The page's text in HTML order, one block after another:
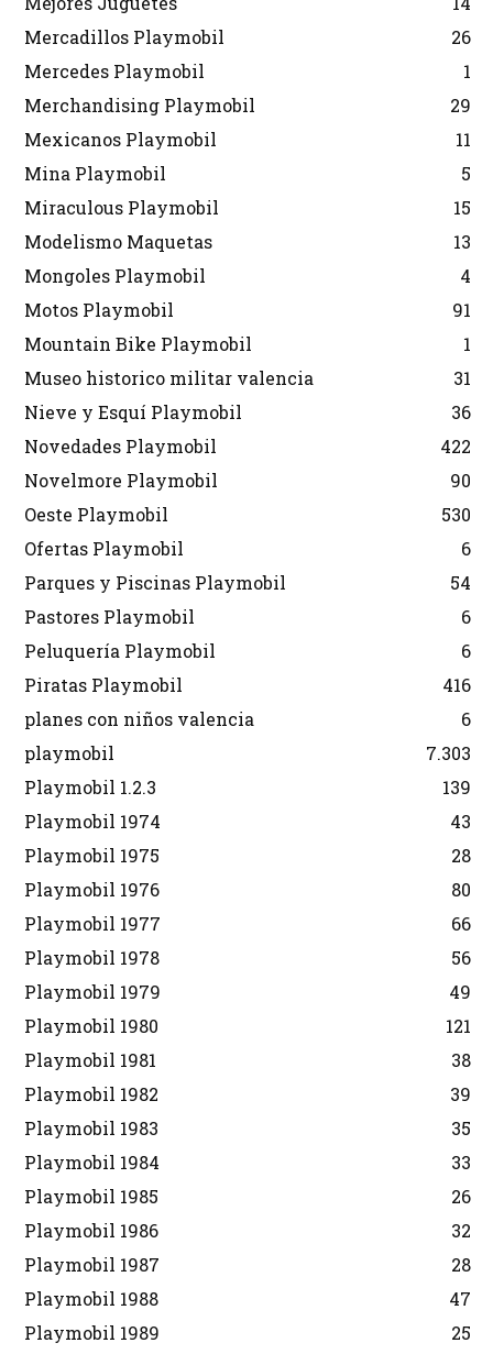
Mercadillos Playmobil
26
Mercedes Playmobil
1
Merchandising Playmobil
29
Mexicanos Playmobil
11
Mina Playmobil
5
Miraculous Playmobil
15
Modelismo Maquetas
13
Mongoles Playmobil
4
Motos Playmobil
91
Mountain Bike Playmobil
1
Museo historico militar valencia
31
Nieve y Esquí Playmobil
36
Novedades Playmobil
422
Novelmore Playmobil
90
Oeste Playmobil
530
Ofertas Playmobil
6
Parques y Piscinas Playmobil
54
Pastores Playmobil
6
Peluquería Playmobil
6
Piratas Playmobil
416
planes con niños valencia
6
playmobil
7.303
Playmobil 1.2.3
139
Playmobil 1974
43
Playmobil 1975
28
Playmobil 1976
80
Playmobil 1977
66
Playmobil 1978
56
Playmobil 1979
49
Playmobil 1980
121
Playmobil 1981
38
Playmobil 1982
39
Playmobil 1983
35
Playmobil 1984
33
Playmobil 1985
26
Playmobil 1986
32
Playmobil 1987
28
Playmobil 1988
47
Playmobil 1989
25